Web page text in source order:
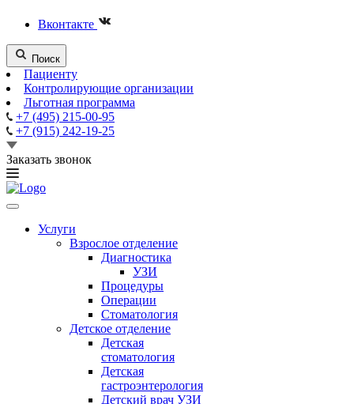
Вконтакте
Поиск
Пациенту
Контролирующие организации
Льготная программа
+7 (495) 215-00-95
+7 (915) 242-19-25
Заказать звонок
Услуги
Взрослое отделение
Диагностика
УЗИ
Процедуры
Операции
Стоматология
Детское отделение
Детская
стоматология
Детская
гастроэнтерология
Детский врач УЗИ